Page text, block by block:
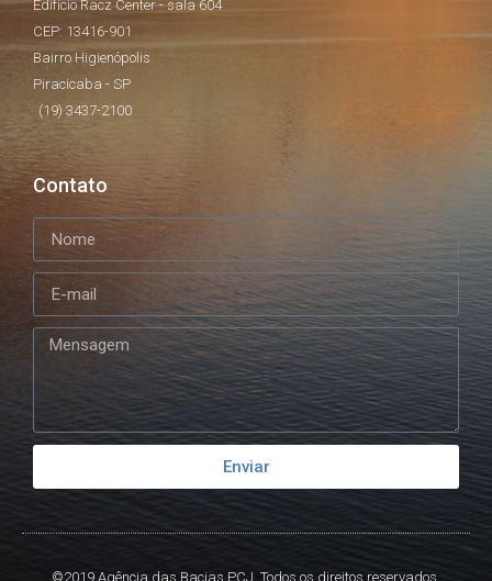
Edifício Racz Center - sala 604
CEP: 13416-901
Bairro Higienópolis
Piracicaba - SP
(19) 3437-2100
Contato
Enviar
©2019 Agência das Bacias PCJ. Todos os direitos reservados.